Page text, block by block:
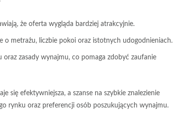
że oferta wygląda bardziej atrakcyjnie.
o metrażu, liczbie pokoi oraz istotnych udogodnieniach.
zasady wynajmu, co pomaga zdobyć zaufanie
się efektywniejsza, a szanse na szybkie znalezienie
rynku oraz preferencji osób poszukujących wynajmu.